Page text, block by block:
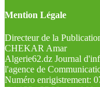
Mention Légale
Directeur de la
CHEKAR Amar
Algerie62.dz Journal
l'agence de
Numéro enrigistrement: